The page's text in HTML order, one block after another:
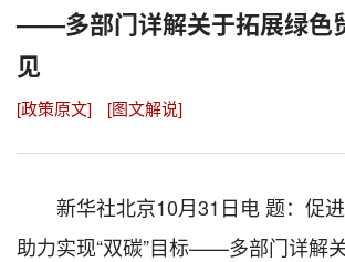
——多部门详解关于拓展绿色
见
[政策原文] [图文解说]
新华社北京10月31日电 题：促
助力实现“双碳”目标——多部门详解